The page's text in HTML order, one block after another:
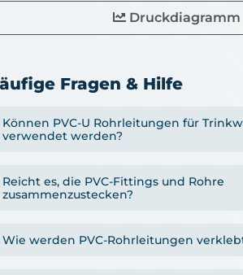
Druckdiagramm
Fragen & Hilfe
Können PVC-U Rohrleitungen für
verwendet werden?
Reicht es, die PVC-Fittings und Rohre
zusammenzustecken?
Wie werden PVC-Rohrleitungen